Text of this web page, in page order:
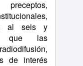
al seis y
que las
de interés